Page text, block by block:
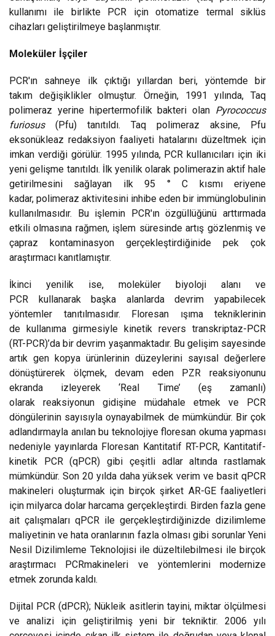
kullanımı ile birlikte PCR için otomatize termal siklüs
cihazları geliştirilmeye başlanmıştır.
Moleküler İşçiler
PCR'ın sahneye ilk çıktığı yıllardan beri, yöntemde bir
takım değişiklikler olmuştur. Örneğin, 1991 yılında, Taq
polimeraz yerine hipertermofilik bakteri olan Pyrococcus
furiosus (Pfu) tanıtıldı. Taq polimeraz aksine, Pfu
eksonükleaz redaksiyon faaliyeti hatalarını düzeltmek için
imkan verdiği görülür. 1995 yılında, PCR kullanıcıları için iki
yeni gelişme tanıtıldı. İlk yenilik olarak polimerazin aktif hale
getirilmesini sağlayan ilk 95 ° C kısmı eriyene
kadar, polimeraz aktivitesini inhibe eden bir immünglobulinin
kullanılmasıdır. Bu işlemin PCR'ın özgüllüğünü arttırmada
etkili olmasına rağmen, işlem süresinde artış gözlenmiş ve
çapraz kontaminasyon gerçekleştirdiğinide pek çok
araştırmacı kanıtlamıştır.
İkinci yenilik ise, moleküler biyoloji alanı ve
PCR kullanarak başka alanlarda devrim yapabilecek
yöntemler tanıtılmasıdır. Floresan ışıma tekniklerinin
de kullanıma girmesiyle kinetik revers transkriptaz-PCR
(RT-PCR)’da bir devrim yaşanmaktadır. Bu gelişim sayesinde
artık gen kopya ürünlerinin düzeylerini sayısal değerlere
dönüştürerek ölçmek, devam eden PZR reaksiyonunu
ekranda izleyerek ‘Real Time’ (eş zamanlı)
olarak reaksiyonun gidişine müdahale etmek ve PCR
döngülerinin sayısıyla oynayabilmek de mümkündür. Bir çok
adlandırmayla anılan bu teknolojiye floresan okuma yapması
nedeniyle yayınlarda Floresan Kantitatif RT-PCR, Kantitatif-
kinetik PCR (qPCR) gibi çeşitli adlar altında rastlamak
mümkündür. Son 20 yılda daha yüksek verim ve basit qPCR
makineleri oluşturmak için birçok şirket AR-GE faaliyetleri
için milyarca dolar harcama gerçekleştirdi. Birden fazla gene
ait çalışmaları qPCR ile gerçekleştirdiğinizde dizilimleme
maliyetinin ve hata oranlarının fazla olması gibi sorunlar Yeni
Nesil Dizilimleme Teknolojisi ile düzeltilebilmesi ile birçok
araştırmacı PCRmakineleri ve yöntemlerini modernize
etmek zorunda kaldı.
Dijital PCR (dPCR); Nükleik asitlerin tayini, miktar ölçülmesi
ve analizi için geliştirilmiş yeni bir tekniktir. 2006 yılı